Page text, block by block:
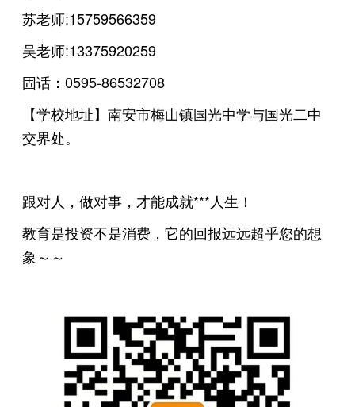
苏老师:15759566359
吴老师:13375920259
固话：0595-86532708
【学校地址】南安市梅山镇国光中学与国光二中
交界处。
跟对人，做对事，才能成就***人生！
教育是投资不是消费，它的回报远远超乎您的想
象～～